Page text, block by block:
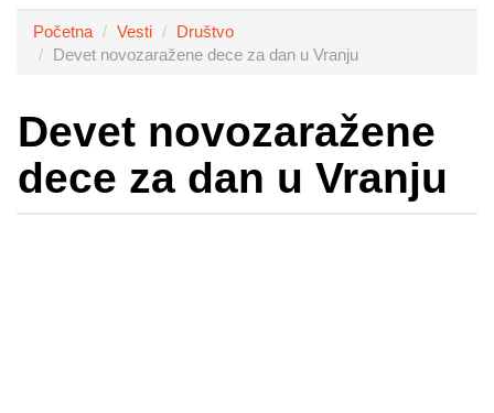
Početna Vesti
Društvo
Devet novozaražene dece za dan u Vranju
Devet novozaražene
dece za dan u Vranju